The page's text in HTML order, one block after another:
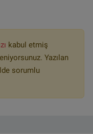
kabul etmiş
Yazılan
sorumlu